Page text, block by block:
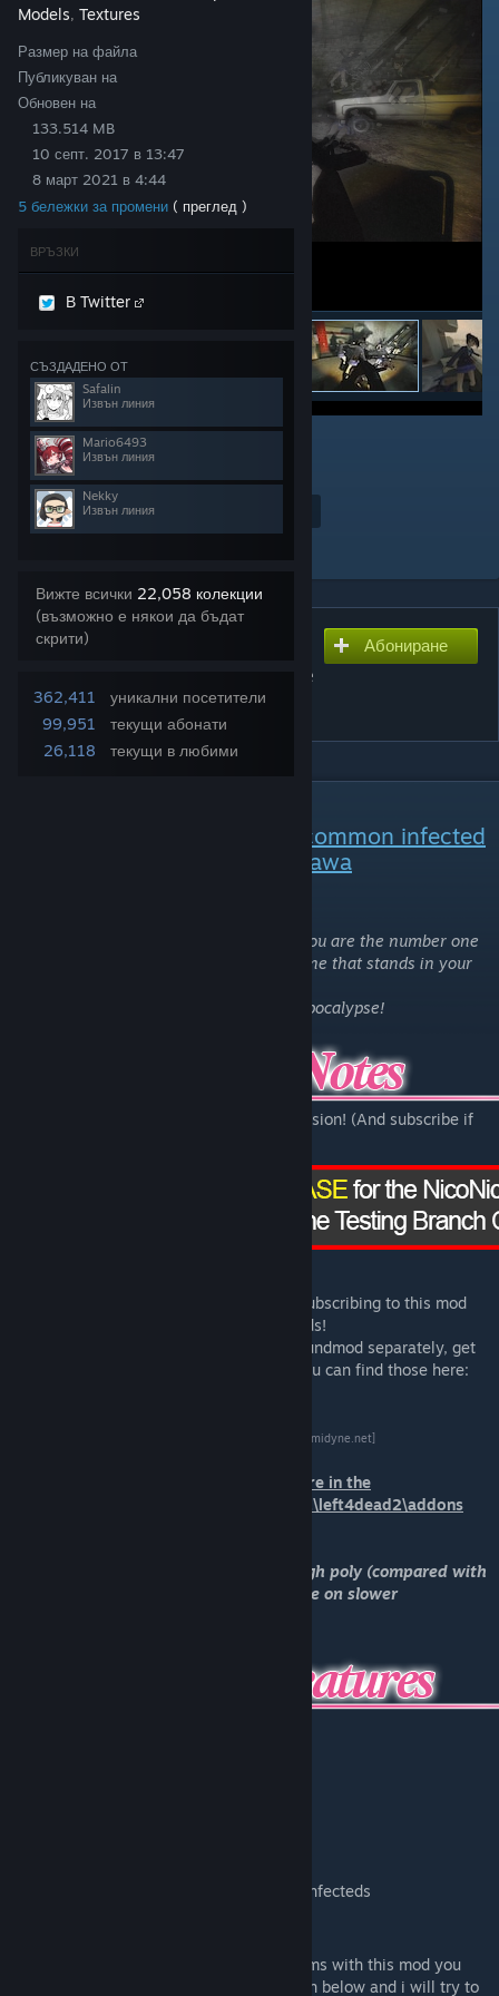
Models, Textures
Размер на файла
Публикуван на
Обновен на
133.514 MB
10 септ. 2017 в 13:47
8 март 2021 в 4:44
5 бележки за промени ( преглед )
ВРЪЗКИ
В Twitter
СЪЗДАДЕНО ОТ
Safalin
Извън линия
Mario6493
Извън линия
Nekky
Извън линия
Вижте всички 22,058 колекции
(възможно е някои да бъдат
скрити)
362,411
уникални посетители
99,951
текущи абонати
26,118
текущи в любими
77
Награда
Добавяне към любими
Абониране, за да се свали
Nico Nico Niinfected! - Love
Live [CI Mod]
Абониране
Replaces all common and uncommon infected
with the School Idol, Nico Yazawa
What better way to show the world that you are the number one
idol in the universe than by killing everyone that stands in your
Get ready to fight for your life in the Nicopocalypse!
Click here to check out the beta testing version! (And subscribe if
Please note that the .vpk downloaded by subscribing to this mod
the skin and the sound mods!
If you want to download the skin or the soundmod separately, get
the source files or additional downloads you can find those here:
[nekky.gemidyne.net]
*Place the .vpk files you downloaded there in the
steam\steamapps\common\Left 4 Dead 2\left4dead2\addons
*Have in mind these models are fairly high poly (compared with
the default models), so it might lag a little on slower
Custom models for ALL Uncommon infecteds
If you found any bugs or are having problems with this mod you
can contact me by leaving a comment down below and i will try to